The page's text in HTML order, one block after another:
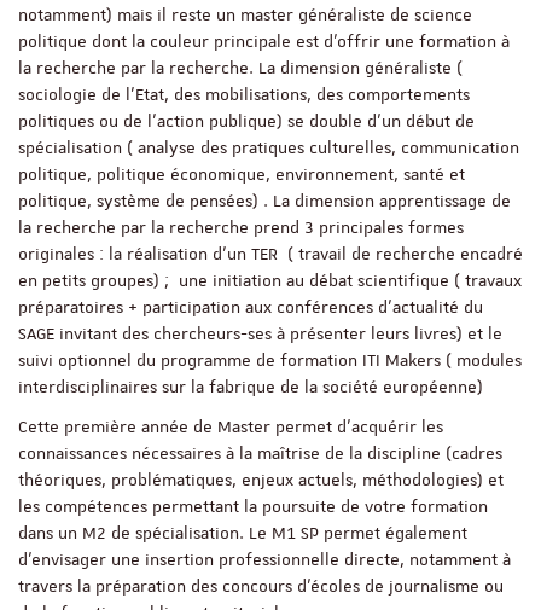
notamment) mais il reste un master généraliste de science
politique dont la couleur principale est d'offrir une formation à
la recherche par la recherche. La dimension généraliste (
sociologie de l’Etat, des mobilisations, des comportements
politiques ou de l’action publique) se double d’un début de
spécialisation ( analyse des pratiques culturelles, communication
politique, politique économique, environnement, santé et
politique, système de pensées) . La dimension apprentissage de
la recherche par la recherche prend 3 principales formes
originales : la réalisation d’un TER ( travail de recherche encadré
en petits groupes) ; une initiation au débat scientifique ( travaux
préparatoires + participation aux conférences d’actualité du
SAGE invitant des chercheurs-ses à présenter leurs livres) et le
suivi optionnel du programme de formation ITI Makers ( modules
interdisciplinaires sur la fabrique de la société européenne)
Cette première année de Master permet d’acquérir les
connaissances nécessaires à la maîtrise de la discipline (cadres
théoriques, problématiques, enjeux actuels, méthodologies) et
les compétences permettant la poursuite de votre formation
dans un M2 de spécialisation. Le M1 SP permet également
d’envisager une insertion professionnelle directe, notamment à
travers la préparation des concours d’écoles de journalisme ou